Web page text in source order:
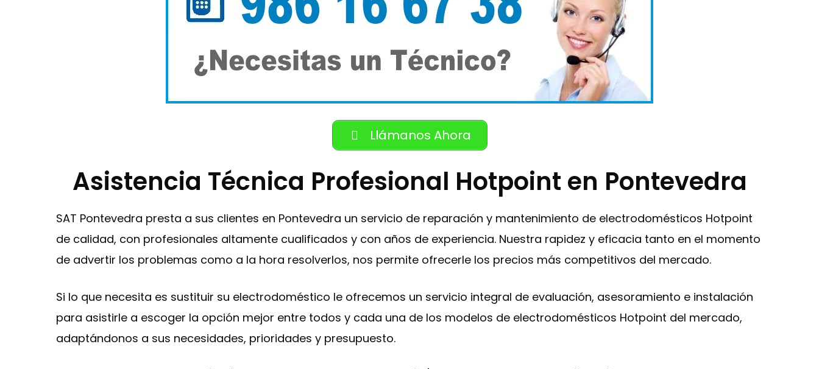
Llámanos Ahora
Asistencia Técnica Profesional Hotpoint en Pontevedra
SAT Pontevedra presta a sus clientes en Pontevedra un servicio de reparación y mantenimiento de electrodomésticos Hotpoint
de calidad, con profesionales altamente cualificados y con años de experiencia. Nuestra rapidez y eficacia tanto en el momento
de advertir los problemas como a la hora resolverlos, nos permite ofrecerle los precios más competitivos del mercado.
Si lo que necesita es sustituir su electrodoméstico le ofrecemos un servicio integral de evaluación, asesoramiento e instalación
para asistirle a escoger la opción mejor entre todos y cada una de los modelos de electrodomésticos Hotpoint del mercado,
adaptándonos a sus necesidades, prioridades y presupuesto.